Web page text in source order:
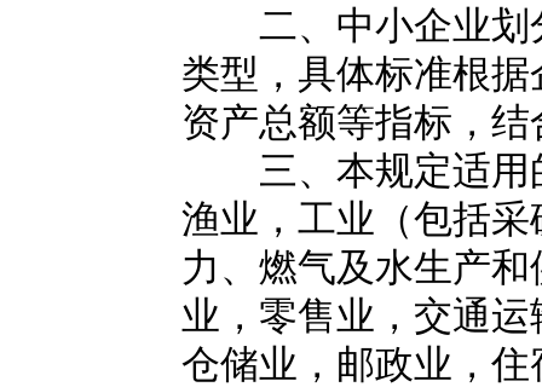
二、中小企业划
类型，具体标准根
资产总额等指标，
三、本规定适用
渔业，工业（包括
力、燃气及水生产
业，零售业，交通
仓储业，邮政业，